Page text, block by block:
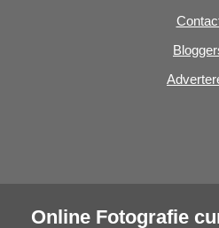
Online Fotografie